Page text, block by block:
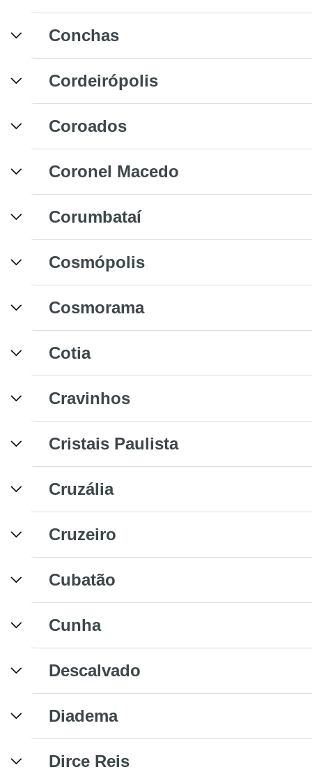
Conchas
Cordeirópolis
Coroados
Coronel Macedo
Corumbataí
Cosmópolis
Cosmorama
Cotia
Cravinhos
Cristais Paulista
Cruzália
Cruzeiro
Cubatão
Cunha
Descalvado
Diadema
Dirce Reis